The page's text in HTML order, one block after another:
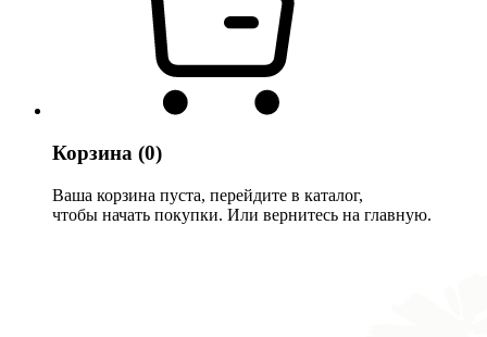
Корзина (0)
Ваша корзина пуста, перейдите в каталог,
чтобы начать покупки. Или вернитесь на главную.